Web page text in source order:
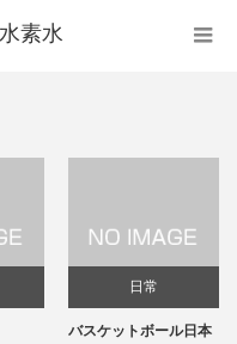
素水
日常
バスケットボール日本